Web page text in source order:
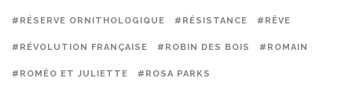
#RÉSERVE ORNITHOLOGIQUE #RÉSISTANCE #RÊVE
#RÉVOLUTION FRANÇAISE #ROBIN DES BOIS #ROMAIN
#ROMÉO ET JULIETTE #ROSA PARKS